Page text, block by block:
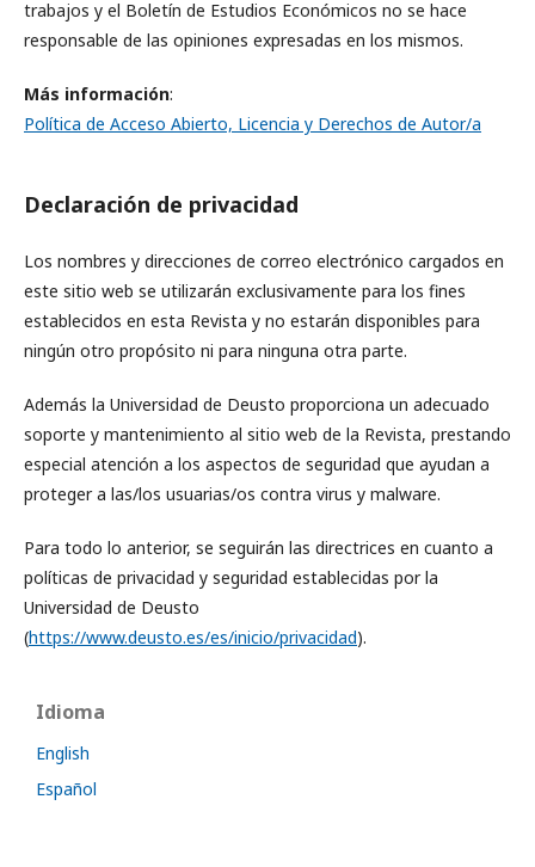
trabajos y el Boletín de Estudios Económicos no se hace
responsable de las opiniones expresadas en los mismos.
Más información:
Política de Acceso Abierto, Licencia y Derechos de Autor/a
Declaración de privacidad
Los nombres y direcciones de correo electrónico cargados en
este sitio web se utilizarán exclusivamente para los fines
establecidos en esta Revista y no estarán disponibles para
ningún otro propósito ni para ninguna otra parte.
Además la Universidad de Deusto proporciona un adecuado
soporte y mantenimiento al sitio web de la Revista, prestando
especial atención a los aspectos de seguridad que ayudan a
proteger a las/los usuarias/os contra virus y malware.
Para todo lo anterior, se seguirán las directrices en cuanto a
políticas de privacidad y seguridad establecidas por la
Universidad de Deusto
(https://www.deusto.es/es/inicio/privacidad).
Idioma
English
Español